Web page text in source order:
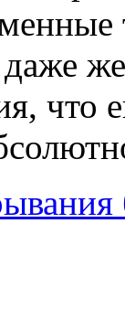
даже
что